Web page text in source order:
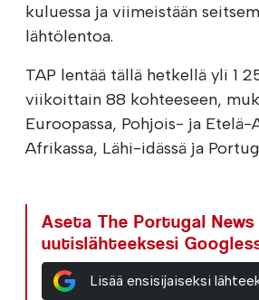
kuluessa ja viimeistään
lähtölentoa.
TAP lentää tällä hetkellä yli 1
viikoittain 88 kohteeseen,
Euroopassa, Pohjois- ja Etelä-
Afrikassa, Lähi-idässä ja
Aseta The Portugal
uutislähteeksesi
Lisää ensisijaiseksi